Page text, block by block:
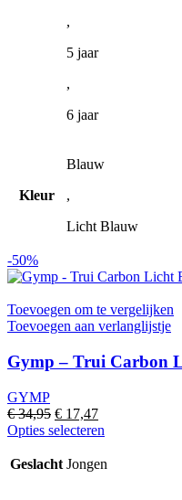
,
5 jaar
,
6 jaar
Kleur
Blauw
,
Licht Blauw
-50%
Toevoegen om te vergelijken
Toevoegen aan verlanglijstje
Gymp – Trui Carbon
GYMP
€34,95 Oorspronkelijke
prijs
€ 34,95.
€ 17,47Huidige
prijs
€ 17,47.
Opties selecteren
heeft
Geslacht Jongen